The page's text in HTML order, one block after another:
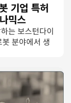
기업 특허
믹스
는 보스턴다이
분야에서 생
를 상세 분석
[BLINE]' 원문
다운로드 가능